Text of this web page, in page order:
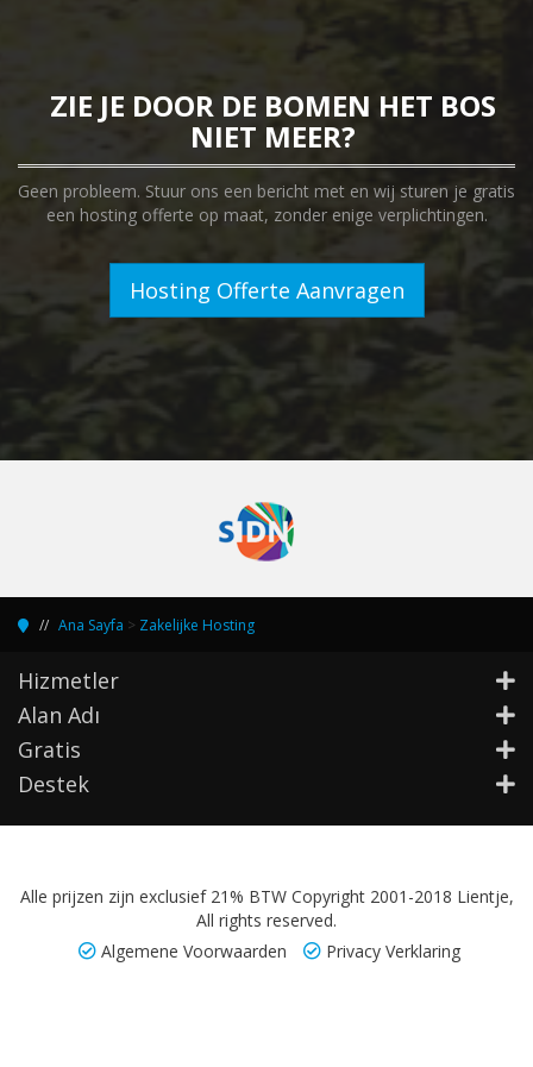
ZIE JE DOOR DE BOMEN HET BOS
NIET MEER?
Geen probleem. Stuur ons een bericht met en wij sturen je gratis
een hosting offerte op maat, zonder enige verplichtingen.
Hosting Offerte Aanvragen
Ana Sayfa > Zakelijke Hosting
Hizmetler
Alan Adı
Gratis
Destek
Alle prijzen zijn exclusief 21% BTW Copyright 2001-2018 Lientje,
All rights reserved.
Algemene Voorwaarden
Privacy Verklaring